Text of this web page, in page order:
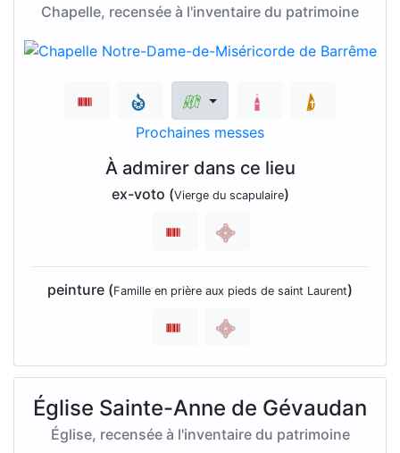
Chapelle, recensée à l'inventaire du patrimoine
Prochaines messes
À admirer dans ce lieu
ex-voto (Vierge du scapulaire)
peinture (Famille en prière aux pieds de saint Laurent)
Église Sainte-Anne de Gévaudan
Église, recensée à l'inventaire du patrimoine